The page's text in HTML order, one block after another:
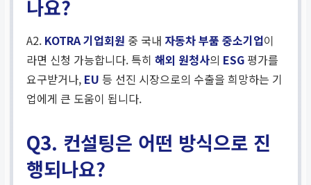
나요?
A2. KOTRA 기업회원 중 국내 자동차 부품 중소기업이
라면 신청 가능합니다. 특히해외 원청사의 ESG 평가를
요구받거나, EU 등 선진 시장으로의 수출을 희망하는 기
업에게 큰 도움이 됩니다.
Q3. 컨설팅은 어떤 방식으로 진
행되나요?